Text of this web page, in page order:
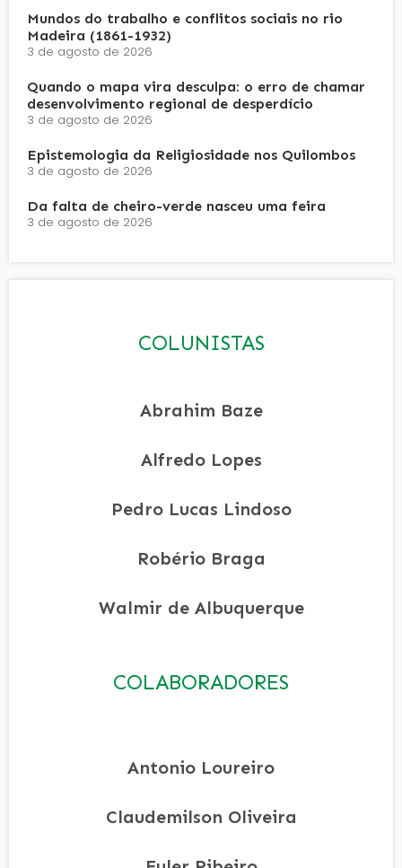
Mundos do trabalho e conflitos sociais no rio
Madeira (1861-1932)
3 de agosto de 2026
Quando o mapa vira desculpa: o erro de chamar
desenvolvimento regional de desperdício
3 de agosto de 2026
Epistemologia da Religiosidade nos Quilombos
3 de agosto de 2026
Da falta de cheiro-verde nasceu uma feira
3 de agosto de 2026
COLUNISTAS
Abrahim Baze
Alfredo Lopes
Pedro Lucas Lindoso
Robério Braga
Walmir de Albuquerque
COLABORADORES
Antonio Loureiro
Claudemilson Oliveira